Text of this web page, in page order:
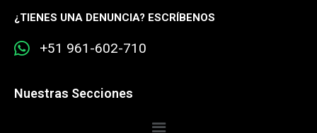
¿TIENES UNA DENUNCIA? ESCRÍBENOS
+51 961-602-710
Nuestras Secciones